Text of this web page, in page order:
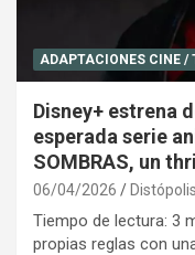
ADAPTACIONES CINE /
Disney+ estrena
esperada serie
SOMBRAS, un
06/04/2026 Distópolis
Tiempo de lectura: 3
propias reglas con